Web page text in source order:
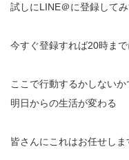
試しにLINE＠に登録して
今すぐ登録すれば20時まで
ここで行動するかしないか
明日からの生活が変わる
皆さんにこれはお任せしま